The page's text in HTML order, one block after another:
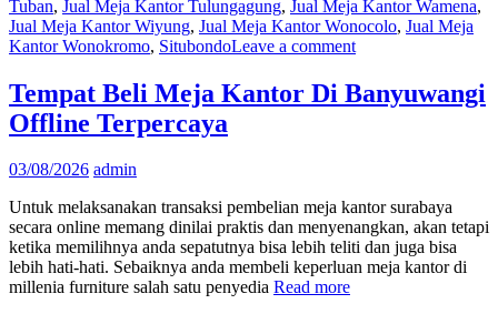
Tuban, Jual Meja Kantor Tulungagung, Jual Meja Kantor Wamena,
Jual Meja Kantor Wiyung, Jual Meja Kantor Wonocolo, Jual Meja
Kantor Wonokromo, SitubondoLeave a comment
Tempat Beli Meja Kantor Di Banyuwangi
Offline Terpercaya
03/08/2026 admin
Untuk melaksanakan transaksi pembelian meja kantor surabaya
secara online memang dinilai praktis dan menyenangkan, akan tetapi
ketika memilihnya anda sepatutnya bisa lebih teliti dan juga bisa
lebih hati-hati. Sebaiknya anda membeli keperluan meja kantor di
millenia furniture salah satu penyedia Read more